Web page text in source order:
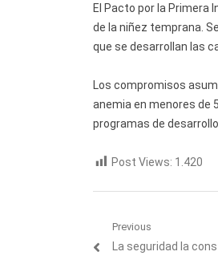
El Pacto por la Primera
de la niñez temprana.
que se desarrollan las
Los compromisos
anemia en menores de
programas de
Post Views: 1.420
Navegación
Previous
Previous
La seguridad la